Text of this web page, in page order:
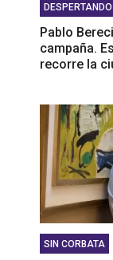
Pablo
campaña.
recorre la
SIN CORBATA